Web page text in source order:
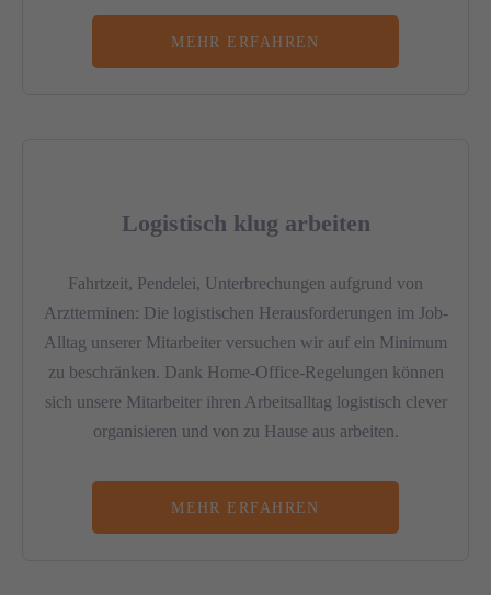
MEHR ERFAHREN
Logistisch klug arbeiten
Fahrtzeit, Pendelei, Unterbrechungen aufgrund von
Arztterminen: Die logistischen Herausforderungen im Job-
Alltag unserer Mitarbeiter versuchen wir auf ein Minimum
zu beschränken. Dank Home-Office-Regelungen können
sich unsere Mitarbeiter ihren Arbeitsalltag logistisch clever
organisieren und von zu Hause aus arbeiten.
MEHR ERFAHREN